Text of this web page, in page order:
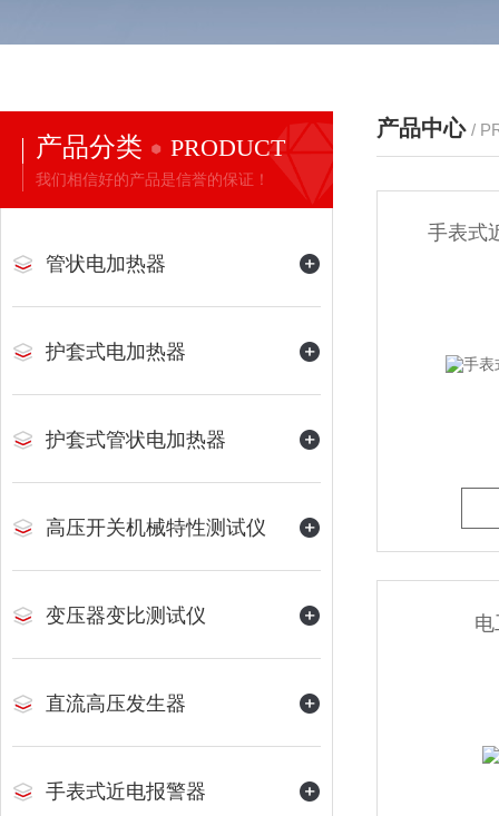
产品分类 PRODUCT
我们相信好的产品是信誉的保证！
管状电加热器
护套式电加热器
护套式管状电加热器
高压开关机械特性测试仪
变压器变比测试仪
直流高压发生器
手表式近电报警器
产品中心 /
手表式